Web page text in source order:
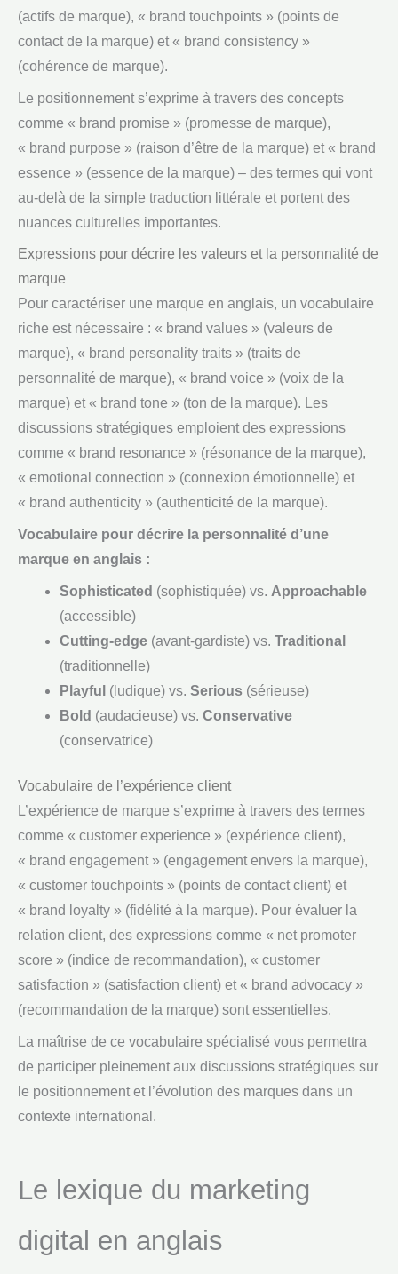
(actifs de marque), « brand touchpoints » (points de
contact de la marque) et « brand consistency »
(cohérence de marque).
Le positionnement s’exprime à travers des concepts
comme « brand promise » (promesse de marque),
« brand purpose » (raison d’être de la marque) et « brand
essence » (essence de la marque) – des termes qui vont
au-delà de la simple traduction littérale et portent des
nuances culturelles importantes.
Expressions pour décrire les valeurs et la personnalité de
marque
Pour caractériser une marque en anglais, un vocabulaire
riche est nécessaire : « brand values » (valeurs de
marque), « brand personality traits » (traits de
personnalité de marque), « brand voice » (voix de la
marque) et « brand tone » (ton de la marque). Les
discussions stratégiques emploient des expressions
comme « brand resonance » (résonance de la marque),
« emotional connection » (connexion émotionnelle) et
« brand authenticity » (authenticité de la marque).
Vocabulaire pour décrire la personnalité d’une
marque en anglais :
Sophisticated (sophistiquée) vs. Approachable
(accessible)
Cutting-edge(avant-gardiste) vs. Traditional
(traditionnelle)
Playful (ludique) vs. Serious(sérieuse)
Bold (audacieuse) vs. Conservative
(conservatrice)
Vocabulaire de l’expérience client
L’expérience de marque s’exprime à travers des termes
comme « customer experience » (expérience client),
« brand engagement » (engagement envers la marque),
« customer touchpoints » (points de contact client) et
« brand loyalty » (fidélité à la marque). Pour évaluer la
relation client, des expressions comme « net promoter
score » (indice de recommandation), « customer
satisfaction » (satisfaction client) et « brand advocacy »
(recommandation de la marque) sont essentielles.
La maîtrise de ce vocabulaire spécialisé vous permettra
de participer pleinement aux discussions stratégiques sur
le positionnement et l’évolution des marques dans un
contexte international.
Le lexique du marketing
digital en anglais